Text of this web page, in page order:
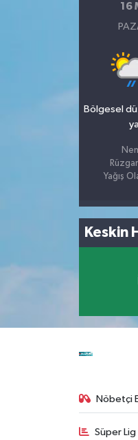
16
Bölgesel
Yağış
Keskin
Nöbetçi
Süper